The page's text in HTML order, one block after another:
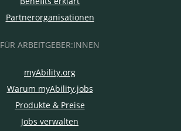
Partnerorganisationen
FÜR ARBEITGEBER:INNEN
myAbility.org
Warum myAbility.jobs
Produkte & Preise
Jobs verwalten